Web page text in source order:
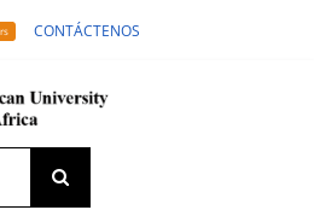
CONTÁCTENOS